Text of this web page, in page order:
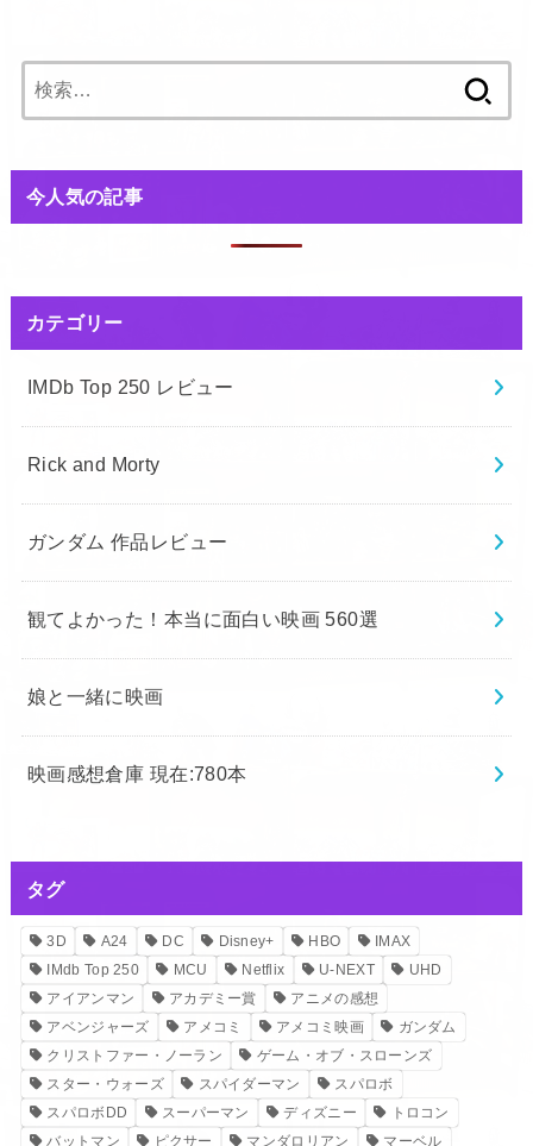
索:
今人気の記事
カテゴリー
IMDb Top 250 レビュー
Rick and Morty
ガンダム 作品レビュー
観てよかった！本当に面白い映画 560選
娘と一緒に映画
映画感想倉庫 現在:780本
タグ
3D A24 DC Disney+ HBO
IMAX
IMdb Top 250
MCU Netflix U-NEXT
UHD
アイアンマン
アカデミー賞
アニメの感想
アベンジャーズ
アメコミ アメコミ映画
ガンダム
クリストファー・ノーラン
ゲーム・オブ・スローンズ
スター・ウォーズ
スパイダーマン
スパロボ
スパロボDD
スーパーマン ディズニー
トロコン
バットマン
ピクサー マンダロリアン マーベル